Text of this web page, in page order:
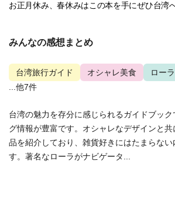
お正月休み、春休みはこの本を手にぜひ台湾
みんなの感想まとめ
台湾旅行ガイド オシャレ美食
ロー
...他7件
台湾の魅力を存分に感じられるガイドブッ
グ情報が豊富です。オシャレなデザインと
品を紹介しており、雑貨好きにはたまらない
す。著名なローラがナビゲータ...